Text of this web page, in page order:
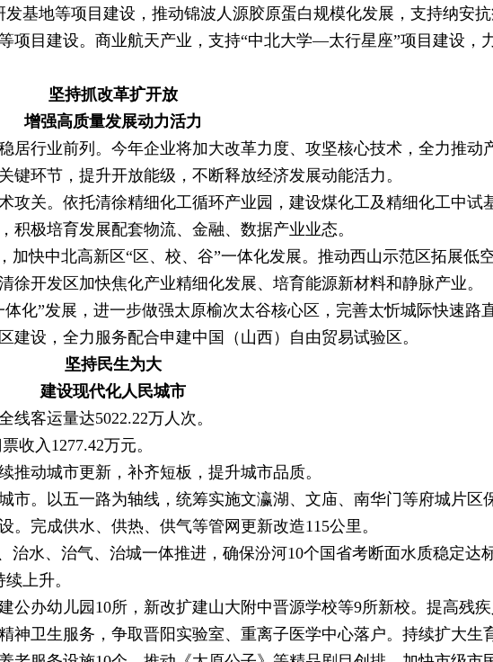
地等项目建设，推动锦波人源胶原蛋白规模化发展，支持纳安
项目建设。商业航天产业，支持“中北大学—太行星座”项目建设，
坚持抓改革扩开放
增强高质量发展动力活力
业前列。今年企业将加大改革力度、攻坚核心技术，全力推动
环节，提升开放能级，不断释放经济发展动能活力。
关。依托清徐精细化工循环产业园，建设煤化工及精细化工中试
极培育发展配套物流、金融、数据产业业态。
快中北高新区“区、校、谷”一体化发展。推动西山示范区拓展低
开发区加快焦化产业精细化发展、培育能源新材料和静脉产业。
”发展，进一步做强太原榆次太谷核心区，完善太忻城际快速路
设，全力服务配合申建中国（山西）自由贸易试验区。
坚持民生为大
建设现代化人民城市
客运量达5022.22万人次。
入1277.42万元。
动城市更新，补齐短板，提升城市品质。
。以五一路为轴线，统筹实施文瀛湖、文庙、南华门等府城片区
完成供水、供热、供气等管网更新改造115公里。
水、治气、治城一体推进，确保汾河10个国省考断面水质稳定达
上升。
办幼儿园10所，新改扩建山大附中晋源学校等9所新校。提高残
卫生服务，争取晋阳实验室、重离子医学中心落户。持续扩大生